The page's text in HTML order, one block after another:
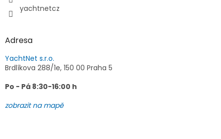
yachtnetcz
Adresa
YachtNet s.r.o.
Brdlíkova 288/1e, 150 00 Praha 5
Po - Pá 8:30-16:00 h
zobrazit na mapě